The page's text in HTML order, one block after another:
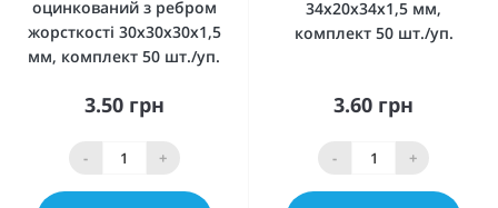
оцинкований з ребром
жорсткості 30x30x30x1,5
мм, комплект 50 шт./уп.
3.50 грн
- +
34x20x34x1,5 мм,
комплект 50 шт./уп.
3.60 грн
- +